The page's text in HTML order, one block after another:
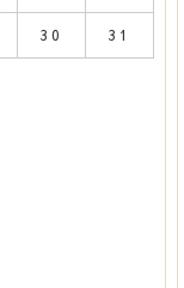
30 31